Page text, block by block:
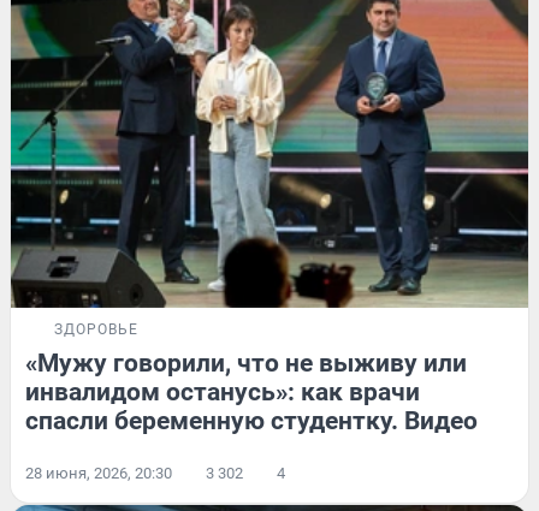
ЗДОРОВЬЕ
«Мужу говорили, что не выживу или
инвалидом останусь»: как врачи
спасли беременную студентку. Видео
28 июня, 2026, 20:30 3 302 4